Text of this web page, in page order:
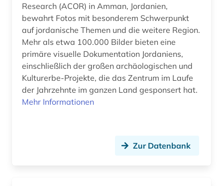
gesellschaft (2)
gesellschaftswissenschaften (1)
gesundheit (2)
gesundheit &amp; ernährung (1)
gotland (1)
Research (ACOR) in Amman, Jordanien,
bewahrt Fotos mit besonderem Schwerpunkt
auf jordanische Themen und die weitere Region.
Mehr als etwa 100.000 Bilder bieten eine
primäre visuelle Dokumentation Jordaniens,
einschließlich der großen archäologischen und
Kulturerbe-Projekte, die das Zentrum im Laufe
der Jahrzehnte im ganzen Land gesponsert hat.
Mehr Informationen
Zur Datenbank